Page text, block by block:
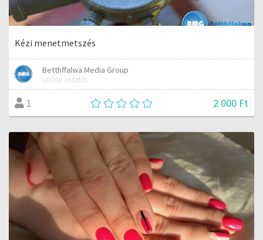
Kézi menetmetszés
Betthffalwa Media Group
online oktatás
1 2 000 Ft